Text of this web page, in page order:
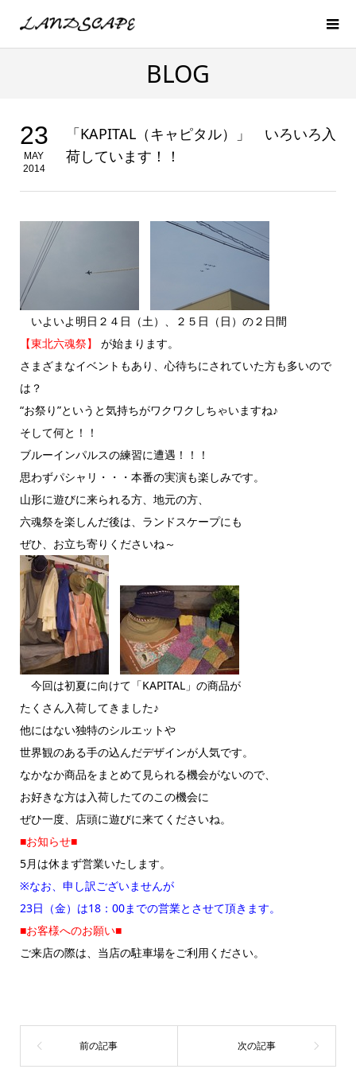
BLOG
23
MAY
2014
「KAPITAL（キャピタル）」 いろいろ入
荷しています！！
いよいよ明日２４日（土）、２５日（日）の２日間
【東北六魂祭】 が始まります。
さまざまなイベントもあり、心待ちにされていた方も多いので
は？
“お祭り”というと気持ちがワクワクしちゃいますね♪
そして何と！！
ブルーインパルスの練習に遭遇！！！
思わずパシャリ・・・本番の実演も楽しみです。
山形に遊びに来られる方、地元の方、
六魂祭を楽しんだ後は、ランドスケープにも
ぜひ、お立ち寄りくださいね～
今回は初夏に向けて「KAPITAL」の商品が
たくさん入荷してきました♪
他にはない独特のシルエットや
世界観のある手の込んだデザインが人気です。
なかなか商品をまとめて見られる機会がないので、
お好きな方は入荷したてのこの機会に
ぜひ一度、店頭に遊びに来てくださいね。
■お知らせ■
5月は休まず営業いたします。
※なお、申し訳ございませんが
23日（金）は18：00までの営業とさせて頂きます。
■お客様へのお願い■
ご来店の際は、当店の駐車場をご利用ください。